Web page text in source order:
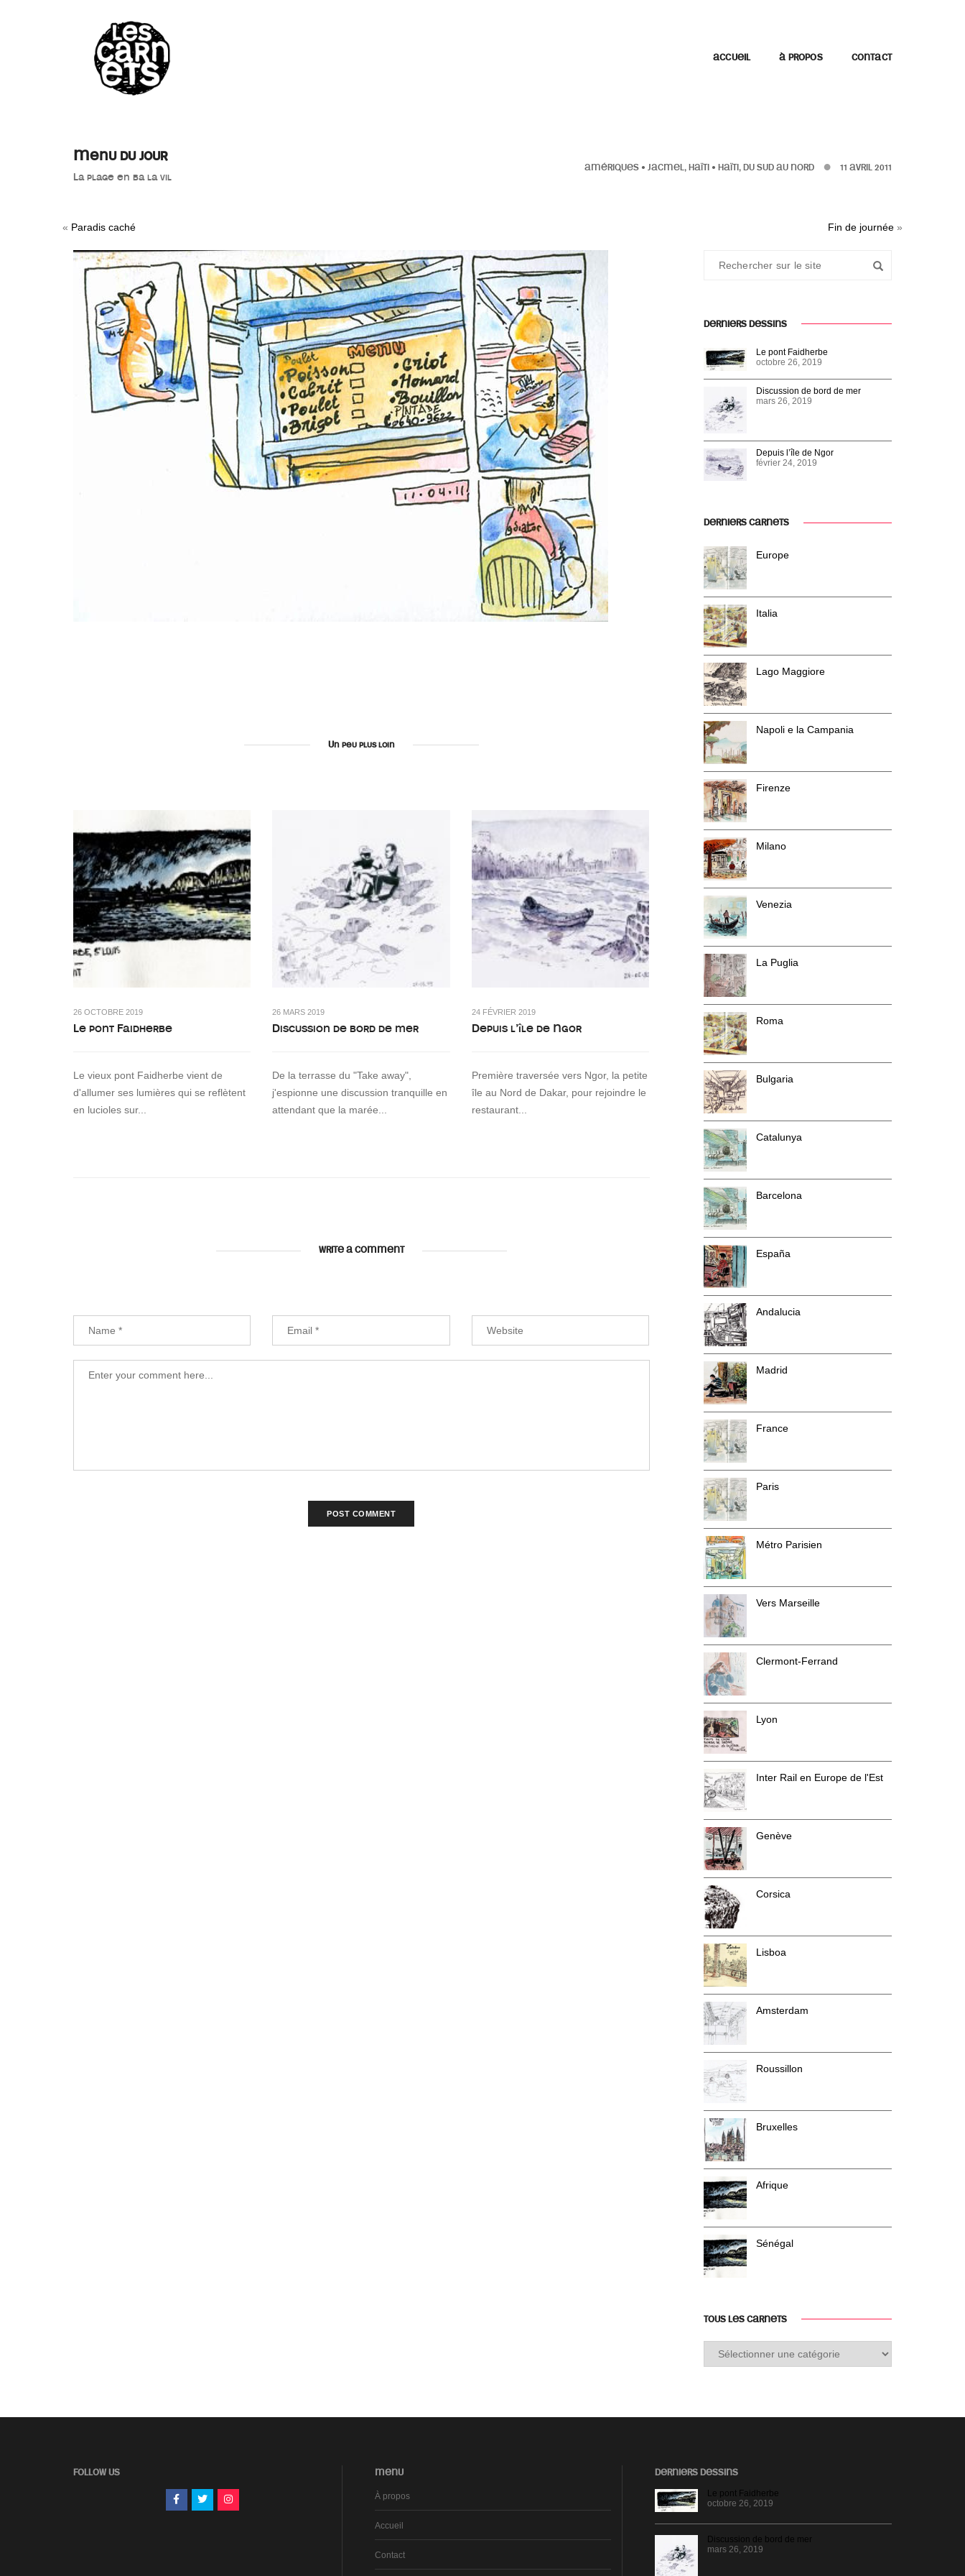
ACCUEIL À PROPOS CONTACT
Menu du jour
La plage en ba la vil
AMÉRIQUES • JACMEL, HAÏTI • HAÏTI, DU SUD AU NORD 11 AVRIL 2011
« Paradis caché Fin de journée »
Un peu plus loin
26 OCTOBRE 2019
Le pont Faidherbe
Le vieux pont Faidherbe vient de
d'allumer ses lumières qui se reflètent
en lucioles sur...
26 MARS 2019
Discussion de bord de mer
De la terrasse du "Take away",
j'espionne une discussion tranquille en
attendant que la marée...
24 FÉVRIER 2019
Depuis l’île de Ngor
Première traversée vers Ngor, la petite
île au Nord de Dakar, pour rejoindre le
restaurant...
WRITE A COMMENT
DERNIERS DESSINS
Le pont Faidherbe
octobre 26, 2019
Discussion de bord de mer
mars 26, 2019
Depuis l’île de Ngor
février 24, 2019
DERNIERS CARNETS
Europe
Italia
Lago Maggiore
Napoli e la Campania
Firenze
Milano
Venezia
La Puglia
Roma
Bulgaria
Catalunya
Barcelona
España
Andalucia
Madrid
France
Paris
Métro Parisien
Vers Marseille
Clermont-Ferrand
Lyon
Inter Rail en Europe de l'Est
Genève
Corsica
Lisboa
Amsterdam
Roussillon
Bruxelles
Afrique
Sénégal
TOUS LES CARNETS
Tous
les
FOLLOW US MENU
À propos
Accueil
Contact
DERNIERS DESSINS
Le pont Faidherbe
octobre 26, 2019
Discussion de bord de mer
mars 26, 2019